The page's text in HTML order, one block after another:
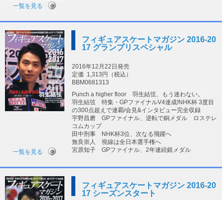
一覧を見る
フィギュアスケートマガジン 2016-20
17 グランプリスペシャル
2016年12月22日発売
定価 1,313円（税込）
BBM0681313
Punch a higher floor 羽生結弦、もう迷わない。
羽生結弦 特集・GPファイナルV4達成!NHK杯 3度目
の300点超えで連覇/会見&インタビュー完全収録
宇野昌磨 GPファイナル、逆転で銅メダル ロステレ
コムカップ
田中刑事 NHK杯3位、次なる飛躍へ
無良崇人 視線は全日本選手権へ
宮原知子 GPファイナル、2年連続銀メダル
一覧を見る
フィギュアスケートマガジン 2016-20
17 シーズンスタート